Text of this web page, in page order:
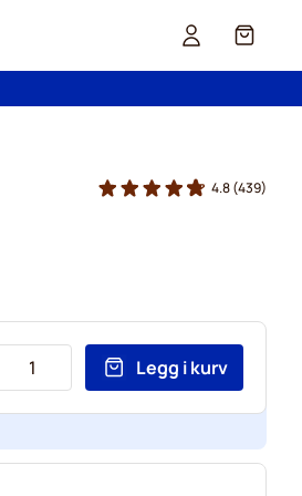
Cart
4.8(439)
Legg i kurv